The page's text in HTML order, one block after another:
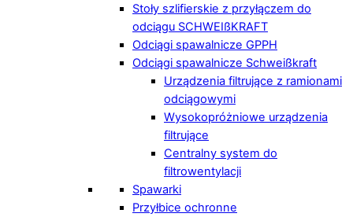
Stoły szlifierskie z przyłączem do
odciągu SCHWEIßKRAFT
Odciągi spawalnicze GPPH
Odciągi spawalnicze Schweißkraft
Urządzenia filtrujące z ramionami
odciągowymi
Wysokopróżniowe urządzenia
filtrujące
Centralny system do
filtrowentylacji
Spawarki
Przyłbice ochronne